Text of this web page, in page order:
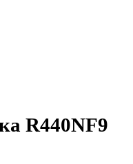
R440NF9